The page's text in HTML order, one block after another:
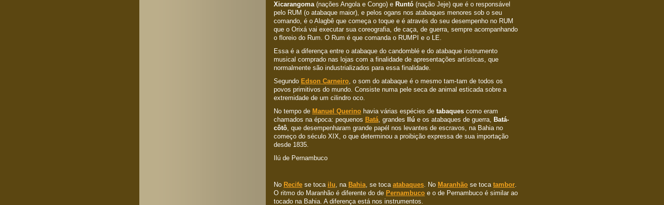
Xicarangoma(nações Angola e Congo) e Runtó (nação Jeje) que é o responsável
pelo RUM (o atabaque maior), e pelos ogans nos atabaques menores sob o seu
comando, é o Alagbê que começa o toque e é através do seu desempenho no RUM
que o Orixá vai executar sua coreografia, de caça, de guerra, sempre acompanhando
o floreio do Rum. O Rum é que comanda o RUMPI e o LE.
Essa é a diferença entre o atabaque do candomblé e do atabaque instrumento
musical comprado nas lojas com a finalidade de apresentações artísticas, que
normalmente são industrializados para essa finalidade.
Segundo Edson Carneiro, o som do atabaque é o mesmo tam-tam de todos os
povos primitivos do mundo. Consiste numa pele seca de animal esticada sobre a
extremidade de um cilindro oco.
No tempo de Manuel Querino havia várias espécies de tabaques como eram
chamados na época: pequenos Batá, grandes Ilú e os atabaques de guerra, Batá-
côtô, que desempenharam grande papél nos levantes de escravos, na Bahia no
começo do século XIX, o que determinou a proibição expressa de sua importação
desde 1835.
Ilú de Pernambuco
No Recife se toca ilu, na Bahia, se toca atabaques. No Maranhão se toca tambor.
O ritmo do Maranhão é diferente do de Pernambuco e o de Pernambuco é similar ao
tocado na Bahia. A diferença está nos instrumentos.